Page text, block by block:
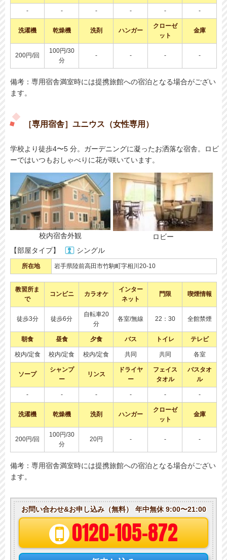
- - - - - -
洗濯機 乾燥機 洗剤 ハンガー
クローゼ
ット
金庫
200円/回
100円/30
分
- - - -
備考：専用宿舎満室時には提携旅館への宿泊となる場合がござい
ます。
［専用宿舎］ユニウス（女性専用）
学校より徒歩4〜5 分。ガーデニングに凝ったお洒落な宿舎。ロビ
ーではいつもおしゃべりに花が咲いています。
校内宿舎外観
ロビー
【部屋タイプ】
シングル
所在地 岩手県陸前高田市竹駒町字相川20-10
教習所ま
で
コンビニ カラオケ
インター
ネット
門限 喫煙情報
徒歩3分 徒歩6分
自転車20
分
各室/無線 22：30 全館禁煙
朝食 昼食 夕食 バス トイレ テレビ
校内/定食 校内/定食 校内/定食 共同 共同 各室
ソープ
シャンプ
ー
リンス
ドライヤ
ー
フェイス
タオル
バスタオ
ル
- - - - - -
洗濯機 乾燥機 洗剤 ハンガー
クローゼ
ット
金庫
200円/回
100円/30
分
20円 - - -
備考：専用宿舎満室時には提携旅館への宿泊となる場合がござい
ます。
お問い合わせ&お申し込み（無料） 年中無休 9:00〜21:00
0120-105-872